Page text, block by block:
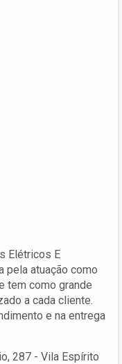
Elétricos E
pela atuação como
tem como grande
a cada cliente.
e na entrega
287 - Vila Espírito